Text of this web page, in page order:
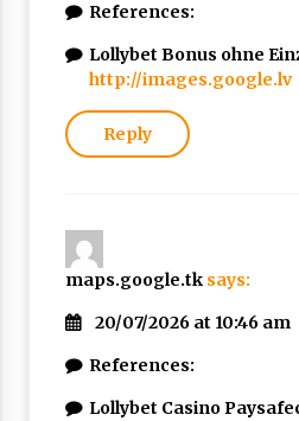
References:
Lollybet Bonus ohne
http://images.google.lv
Reply
maps.google.tk says:
20/07/2026 at 10:46 am
References:
Lollybet Casino